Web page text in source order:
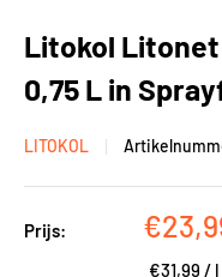
Litokol Litonet
0,75 L in
LITOKOL
Prijs:
€31,99 / l